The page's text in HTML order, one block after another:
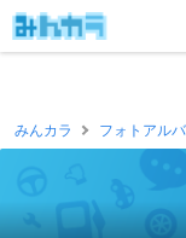
みんカラ フォトアル